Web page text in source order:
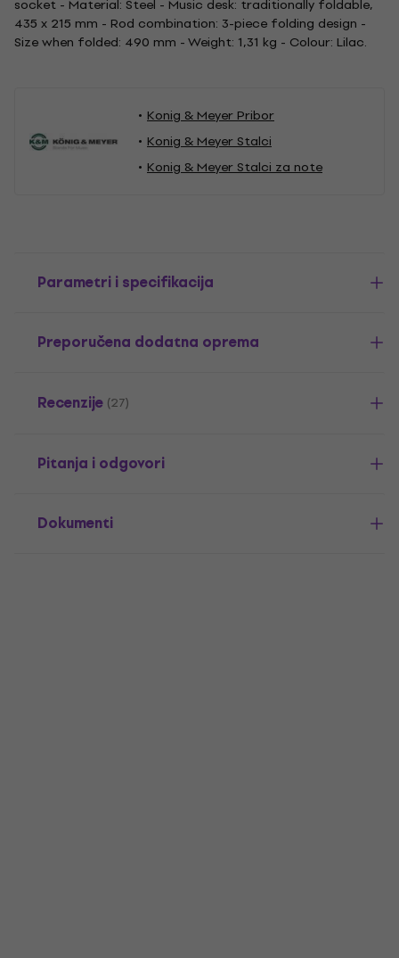
socket - Material: Steel - Music desk: traditionally foldable,
435 x 215 mm - Rod combination: 3-piece folding design -
Size when folded: 490 mm - Weight: 1,31 kg - Colour: Lilac.
Konig & Meyer Pribor
Konig & Meyer Stalci
Konig & Meyer Stalci za note
Parametri i specifikacija
Preporučena dodatna oprema
Recenzije (27)
Pitanja i odgovori
Dokumenti